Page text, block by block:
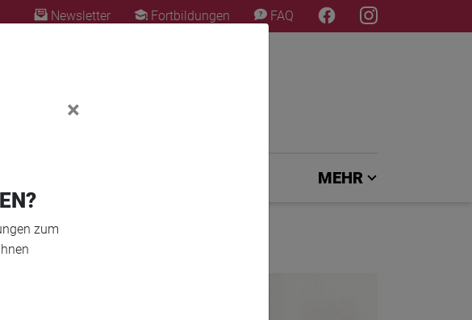
Newsletter Fortbildungen FAQ
MEHR
×
zum
×